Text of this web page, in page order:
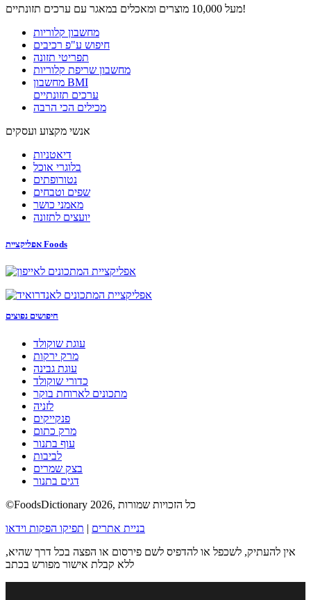
מעל 10,000 מוצרים ומאכלים במאגר עם ערכים תזונתיים!
מחשבון קלוריות
חיפוש ע"פ רכיבים
תפריטי תזונה
מחשבון שריפת קלוריות
מחשבון BMI
ערכים תזונתיים
מכילים הכי הרבה
אנשי מקצוע ועסקים
דיאטניות
בלוגרי אוכל
נטורופתים
שפים וטבחים
מאמני כושר
יועצים לתזונה
אפליקציית Foods
חיפושים נפוצים
עוגת שוקולד
מרק ירקות
עוגת גבינה
כדורי שוקולד
מתכונים לארוחת בוקר
לזניה
פנקייקים
מרק כתום
עוף בתנור
לביבות
בצק שמרים
דגים בתנור
©FoodsDictionary 2026, כל הזכויות שמורות
בניית אתרים | תפיקו הפקות וידאו
אין להעתיק, לשכפל או להדפיס לשם פירסום או הפצה בכל דרך שהיא,
ללא קבלת אישור מפורש בכתב